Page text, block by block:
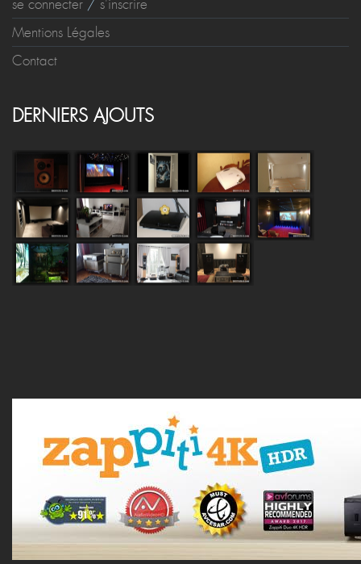
se connecter / s'inscrire
Mentions Légales
Contact
DERNIERS AJOUTS